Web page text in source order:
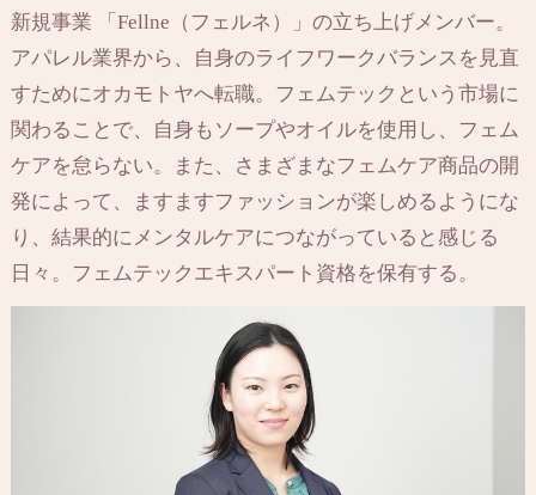
新規事業 「Fellne（フェルネ）」の立ち上げメンバー。
アパレル業界から、自身のライフワークバランスを見直
すためにオカモトヤへ転職。フェムテックという市場に
関わることで、自身もソープやオイルを使用し、フェム
ケアを怠らない。また、さまざまなフェムケア商品の開
発によって、ますますファッションが楽しめるようにな
り、結果的にメンタルケアにつながっていると感じる
日々。フェムテックエキスパート資格を保有する。